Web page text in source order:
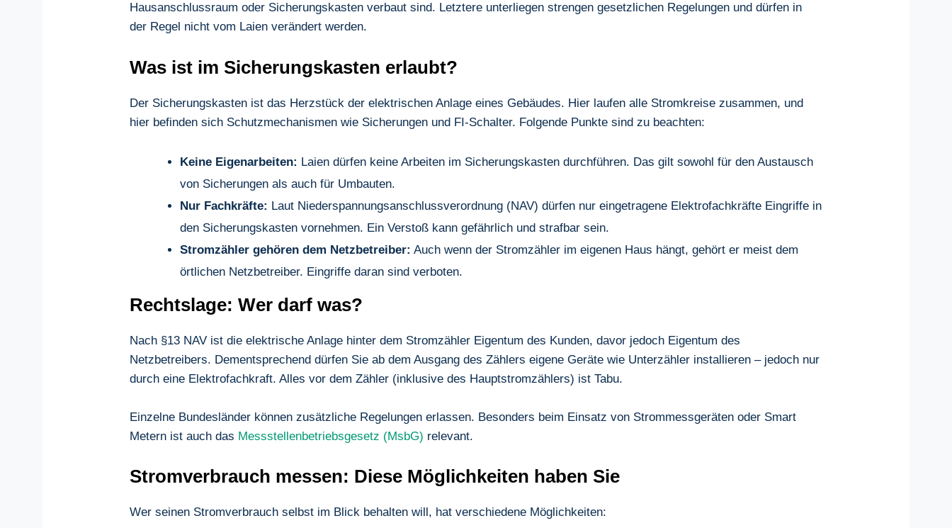
Hausanschlussraum oder Sicherungskasten verbaut sind. Letztere unterliegen strengen gesetzlichen Regelungen und dürfen in
der Regel nicht vom Laien verändert werden.
Was ist im Sicherungskasten erlaubt?
Der Sicherungskasten ist das Herzstück der elektrischen Anlage eines Gebäudes. Hier laufen alle Stromkreise zusammen, und
hier befinden sich Schutzmechanismen wie Sicherungen und FI-Schalter. Folgende Punkte sind zu beachten:
Keine Eigenarbeiten: Laien dürfen keine Arbeiten im Sicherungskasten durchführen. Das gilt sowohl für den Austausch
von Sicherungen als auch für Umbauten.
Nur Fachkräfte: Laut Niederspannungsanschlussverordnung (NAV) dürfen nur eingetragene Elektrofachkräfte Eingriffe in
den Sicherungskasten vornehmen. Ein Verstoß kann gefährlich und strafbar sein.
Stromzähler gehören dem Netzbetreiber: Auch wenn der Stromzähler im eigenen Haus hängt, gehört er meist dem
örtlichen Netzbetreiber. Eingriffe daran sind verboten.
Rechtslage: Wer darf was?
Nach §13 NAV ist die elektrische Anlage hinter dem Stromzähler Eigentum des Kunden, davor jedoch Eigentum des
Netzbetreibers. Dementsprechend dürfen Sie ab dem Ausgang des Zählers eigene Geräte wie Unterzähler installieren – jedoch nur
durch eine Elektrofachkraft. Alles vor dem Zähler (inklusive des Hauptstromzählers) ist Tabu.
Einzelne Bundesländer können zusätzliche Regelungen erlassen. Besonders beim Einsatz von Strommessgeräten oder Smart
Metern ist auch das Messstellenbetriebsgesetz (MsbG) relevant.
Stromverbrauch messen: Diese Möglichkeiten haben Sie
Wer seinen Stromverbrauch selbst im Blick behalten will, hat verschiedene Möglichkeiten: